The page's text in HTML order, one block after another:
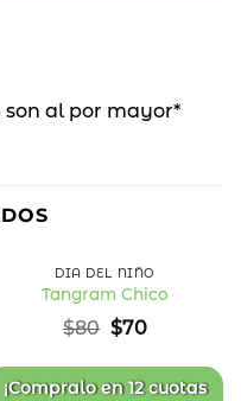
son al por mayor*
de
deseos
DÍA DEL NIÑO
Tangram Chico
$80 El
original
era:
$70El
actual
es:
¡Compralo en12 cuotas